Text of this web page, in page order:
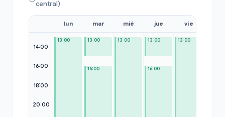
central)
14:00
16:00
18:00
20:00
lun
13:00
mar
13:00
16:00
mié
13:00
jue
13:00
16:00
vie
13:00